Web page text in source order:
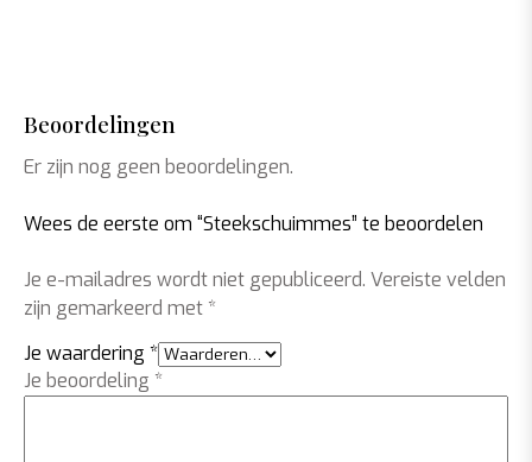
Beoordelingen
Er zijn nog geen beoordelingen.
Wees de eerste om “Steekschuimmes” te beoordelen
Je e-mailadres wordt niet gepubliceerd. Vereiste velden
zijn gemarkeerd met *
Je waardering *
Je beoordeling *